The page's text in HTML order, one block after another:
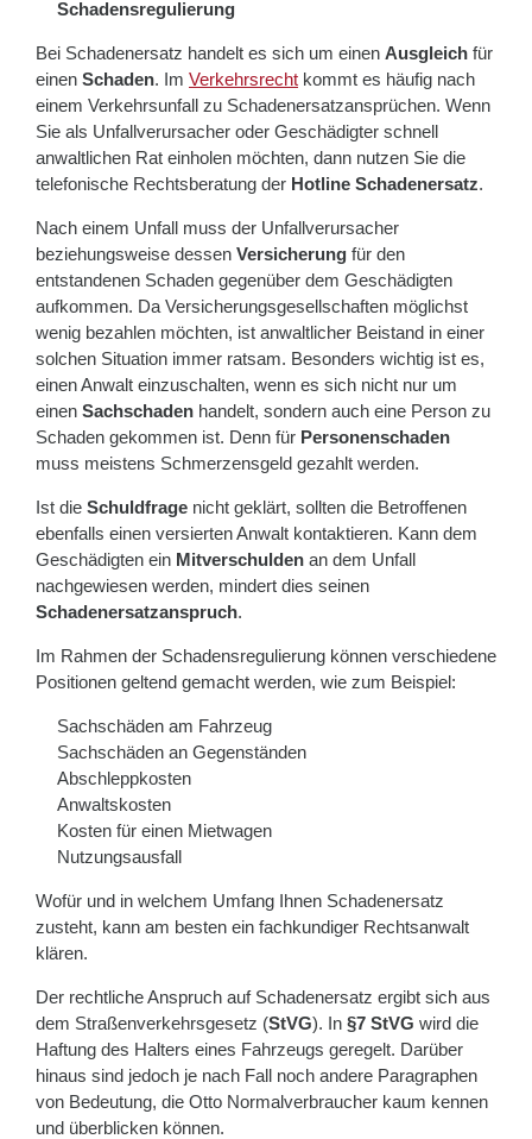
Schadensregulierung
Bei Schadenersatz handelt es sich um einen Ausgleich für
einen Schaden. Im Verkehrsrecht kommt es häufig nach
einem Verkehrsunfall zu Schadenersatzansprüchen. Wenn
Sie als Unfallverursacher oder Geschädigter schnell
anwaltlichen Rat einholen möchten, dann nutzen Sie die
telefonische Rechtsberatung der Hotline Schadenersatz.
Nach einem Unfall muss der Unfallverursacher
beziehungsweise dessen Versicherung für den
entstandenen Schaden gegenüber dem Geschädigten
aufkommen. Da Versicherungsgesellschaften möglichst
wenig bezahlen möchten, ist anwaltlicher Beistand in einer
solchen Situation immer ratsam. Besonders wichtig ist es,
einen Anwalt einzuschalten, wenn es sich nicht nur um
einen Sachschaden handelt, sondern auch eine Person zu
Schaden gekommen ist. Denn für Personenschaden
muss meistens Schmerzensgeld gezahlt werden.
Ist die Schuldfrage nicht geklärt, sollten die Betroffenen
ebenfalls einen versierten Anwalt kontaktieren. Kann dem
Geschädigten ein Mitverschulden an dem Unfall
nachgewiesen werden, mindert dies seinen
Schadenersatzanspruch.
Im Rahmen der Schadensregulierung können verschiedene
Positionen geltend gemacht werden, wie zum Beispiel:
Sachschäden am Fahrzeug
Sachschäden an Gegenständen
Abschleppkosten
Anwaltskosten
Kosten für einen Mietwagen
Nutzungsausfall
Wofür und in welchem Umfang Ihnen Schadenersatz
zusteht, kann am besten ein fachkundiger Rechtsanwalt
klären.
Der rechtliche Anspruch auf Schadenersatz ergibt sich aus
dem Straßenverkehrsgesetz (StVG). In §7 StVG wird die
Haftung des Halters eines Fahrzeugs geregelt. Darüber
hinaus sind jedoch je nach Fall noch andere Paragraphen
von Bedeutung, die Otto Normalverbraucher kaum kennen
und überblicken können.